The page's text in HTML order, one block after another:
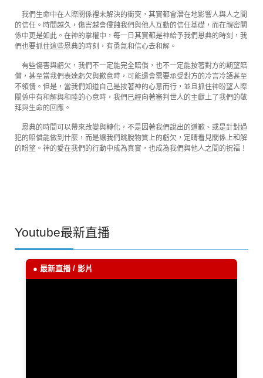
我們生命中在人際關係裡未解決的衝突，其實都會潛在地影響人與人之間
的信任。時間越久，傷害越會侵蝕我們與他人互動的信任基礎，而在親密關
係中更是如此。在神的掌權中，每一日其實都是神給予我們恩典的時刻，我
們也要抓住這些恩典的時刻，有勇氣和信心去和解。
有些傷害與虧欠，我們不一定能完全賠償，也不一定能按著對方的期望賠
償，甚至當我們表達虧欠與歉意時，可能還會需要承受對方的冷言冷語甚至
不領情。但是，當我們知道自己是按著神的心意而行，並且抓住神盼望人際
關係中有和解與和睦的心意時，我們已經向著審判世人的主獻上了我們的敬
拜與生命的回應。
恩典的時間可以帶來改變與轉化，不是因著我們說出的道歉、或是針對過
犯的賠償能做到什麼，而是讓我們跳脫物質上的虧欠，定睛看見關係上和解
的盼望。神的愛在我們的行動中成為真實，也成為我們與他人之間的祝福！
Youtube最新直播
● 最新直播 / 影片